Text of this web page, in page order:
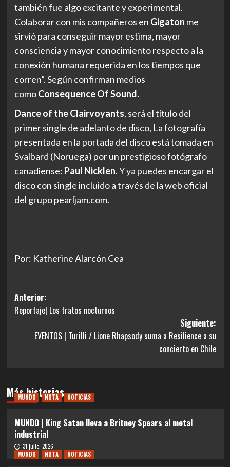
también fue algo excitante y experimental.
Colaborar con mis compañeros en Gigaton me
sirvió para conseguir mayor estima, mayor
consciencia y mayor conocimiento respecto a la
conexión humana requerida en los tiempos que
corren”. Según confirman medios
comoConsequence Of Sound.
Dance of the Clairvoyants, será el título del
primer single de adelanto de disco, La fotografía
presentada en la portada del disco está tomada en
Svalbard (Noruega) por un prestigioso fotógrafo
canadiense: Paul Nicklen. Y ya puedes encargar el
disco con single incluido a través de la web oficial
del grupo pearljam.com.
Por: Katherine Alarcón Cea
Navegación
de
entradas
Anterior:
Reportaje| Los tratos nocturnos
Siguiente:
EVENTOS | Turilli / Lione Rhapsody suma a Resilience a su
concierto en Chile
Más historias
MUNDO NOTA NOTICIAS
MUNDO | King Satan lleva a Britney Spears al metal
industrial
31 julio, 2026
MUNDO
NOTA NOTICIAS